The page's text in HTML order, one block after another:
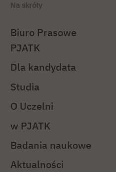
Na skróty
Biuro Prasowe
PJATK
Dla kandydata
Studia
O Uczelni
w PJATK
Badania naukowe
Aktualności